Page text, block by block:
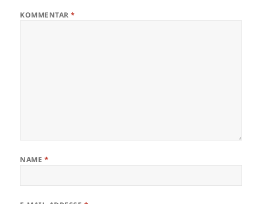
KOMMENTAR*
NAME *